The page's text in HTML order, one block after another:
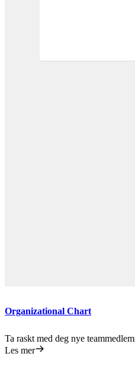
Organizational Chart
Ta raskt med deg nye
Les mer